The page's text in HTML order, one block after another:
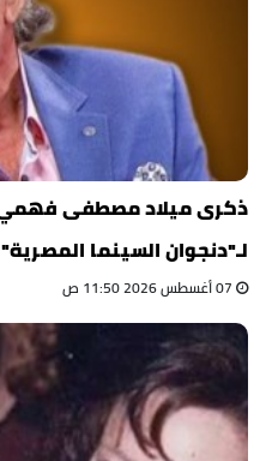
لـ"دنجوان السينما المصرية"